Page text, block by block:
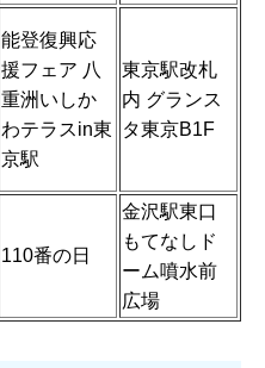
能登復興応
援フェア 八
重洲いしか
わテラスin東
京駅
東京駅改札
内 グランス
タ東京B1F
110番の日
金沢駅東口
もてなしド
ーム噴水前
広場